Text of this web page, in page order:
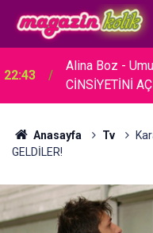
22:43
Alina Boz -
CİNSİYETİNİ
Anasayfa Tv
GELDİLER!